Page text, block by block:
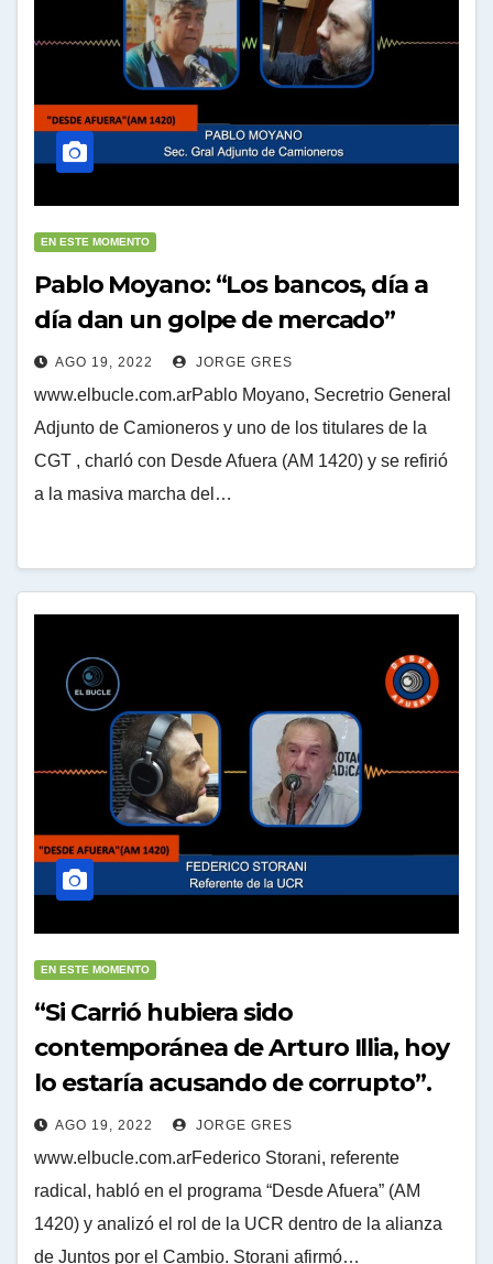
EN ESTE MOMENTO
Pablo Moyano: “Los bancos, día a
día dan un golpe de mercado”
AGO 19, 2022 JORGE GRES
www.elbucle.com.arPablo Moyano, Secretrio General
Adjunto de Camioneros y uno de los titulares de la
CGT , charló con Desde Afuera (AM 1420) y se refirió
a la masiva marcha del…
EN ESTE MOMENTO
“Si Carrió hubiera sido
contemporánea de Arturo Illia, hoy
lo estaría acusando de corrupto”.
AGO 19, 2022 JORGE GRES
www.elbucle.com.arFederico Storani, referente
radical, habló en el programa “Desde Afuera” (AM
1420) y analizó el rol de la UCR dentro de la alianza
de Juntos por el Cambio. Storani afirmó…